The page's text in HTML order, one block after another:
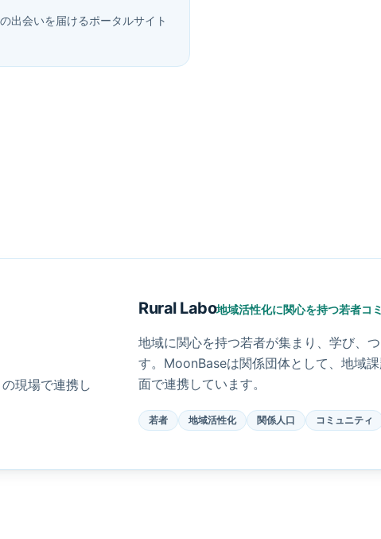
出会いを届けるポータルサイト
現場で連携し
Rural Labo地域活性化に関心を持つ若者コ
地域に関心を持つ若者が集まり、学び、
す。MoonBaseは関係団体として、地域
面で連携しています。
若者 地域活性化 関係人口 コミュニティ